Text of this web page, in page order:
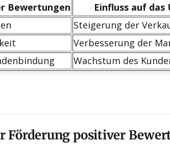
Bewertungen
Einfluss auf
Steigerung der
Verbesserung der
Wachstum des
Förderung positiver